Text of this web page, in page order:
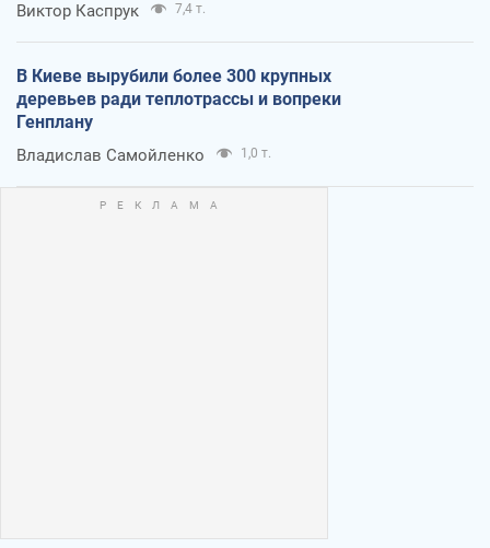
Виктор Каспрук 7,4 т.
В Киеве вырубили более 300 крупных
деревьев ради теплотрассы и вопреки
Генплану
Владислав Самойленко 1,0 т.